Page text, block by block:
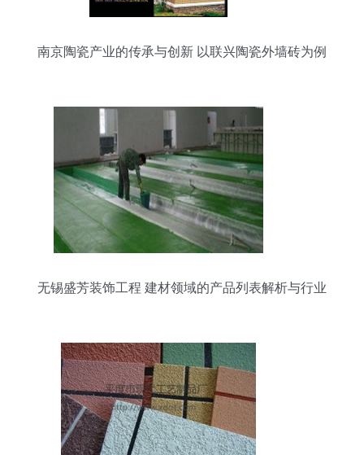
南京陶瓷产业的传承与创新 以联兴陶瓷外墙砖为例
无锡盛芳装饰工程 建材领域的产品列表解析与行业